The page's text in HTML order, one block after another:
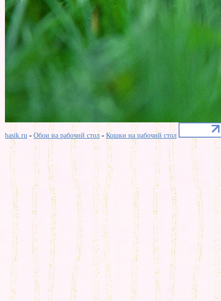
basik.ru - Обои на рабочий стол - Кошки на рабочий стол